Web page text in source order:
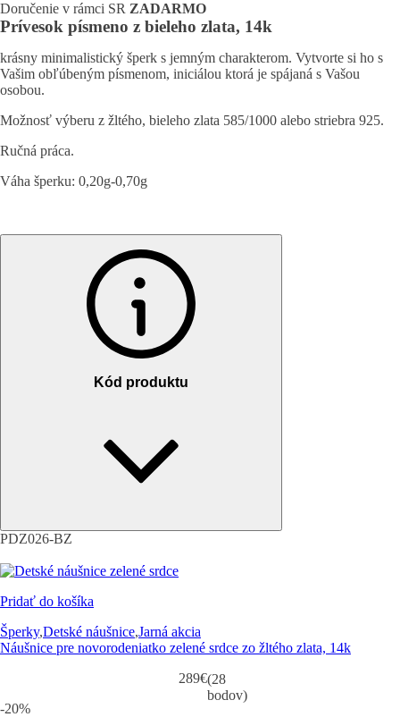
Doručenie v rámci SR ZADARMO
Prívesok písmeno z bieleho zlata, 14k
krásny minimalistický šperk s jemným charakterom. Vytvorte si ho s
Vašim obľúbeným písmenom, iniciálou ktorá je spájaná s Vašou
osobou.
Možnosť výberu z žltého, bieleho zlata 585/1000 alebo striebra 925.
Ručná práca.
Váha šperku: 0,20g-0,70g
Kód produktu
PDZ026-BZ
Pridať do košíka
Šperky,Detské náušnice,Jarná akcia
Náušnice pre novorodeniatko zelené srdce zo žltého zlata, 14k
289€(28
bodov)
-20%